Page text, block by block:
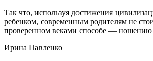
Так что, используя достижения
ребенком, современным родителям не
проверенном веками способе — ношению
Ирина Павленко